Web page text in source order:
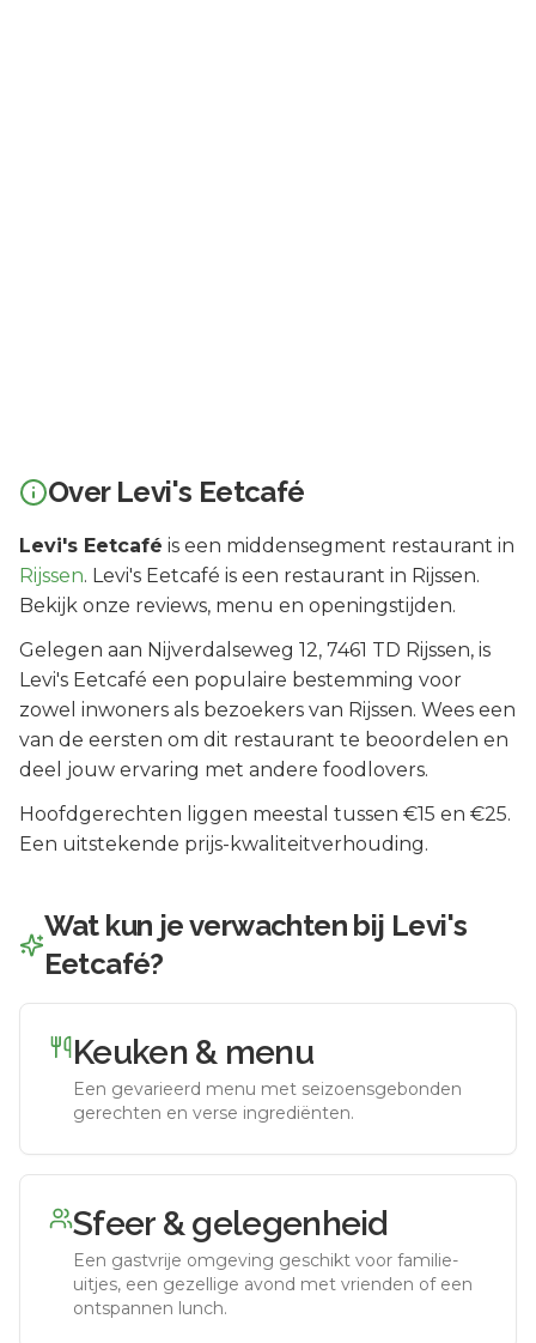
Over Levi's Eetcafé
Levi's Eetcafé is een middensegment restaurant in
Rijssen. Levi's Eetcafé is een restaurant in Rijssen.
Bekijk onze reviews, menu en openingstijden.
Gelegen aan Nijverdalseweg 12, 7461 TD Rijssen, is
Levi's Eetcafé een populaire bestemming voor
zowel inwoners als bezoekers van Rijssen. Wees een
van de eersten om dit restaurant te beoordelen en
deel jouw ervaring met andere foodlovers.
Hoofdgerechten liggen meestal tussen €15 en €25.
Een uitstekende prijs-kwaliteitverhouding.
Wat kun je verwachten bij Levi's
Eetcafé?
Keuken & menu
Een gevarieerd menu met seizoensgebonden
gerechten en verse ingrediënten.
Sfeer & gelegenheid
Een gastvrije omgeving geschikt voor familie-
uitjes, een gezellige avond met vrienden of een
ontspannen lunch.